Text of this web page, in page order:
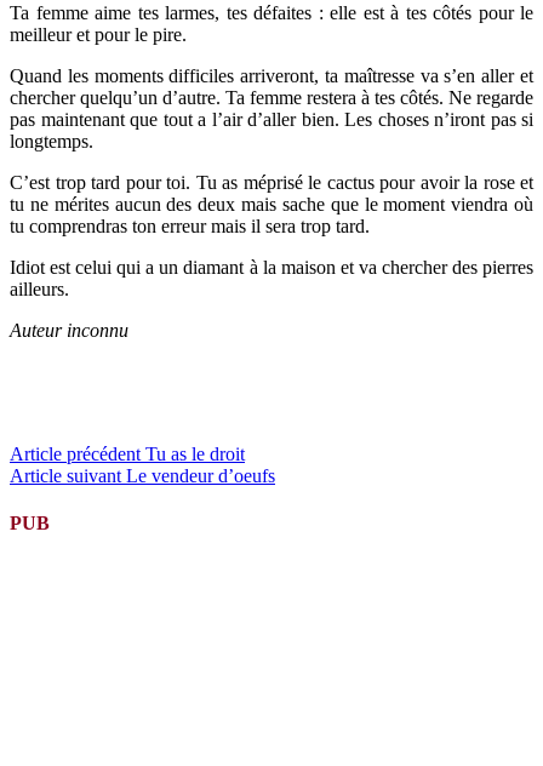
Ta femme aime tes larmes, tes défaites : elle est à tes côtés pour le
meilleur et pour le pire.
Quand les moments difficiles arriveront, ta maîtresse va s’en aller et
chercher quelqu’un d’autre. Ta femme restera à tes côtés. Ne regarde
pas maintenant que tout a l’air d’aller bien. Les choses n’iront pas si
longtemps.
C’est trop tard pour toi. Tu as méprisé le cactus pour avoir la rose et
tu ne mérites aucun des deux mais sache que le moment viendra où
tu comprendras ton erreur mais il sera trop tard.
Idiot est celui qui a un diamant à la maison et va chercher des pierres
ailleurs.
Auteur inconnu
Lire
la
suite
Article précédent Tu as le droit
Article suivant Le vendeur d’oeufs
PUB